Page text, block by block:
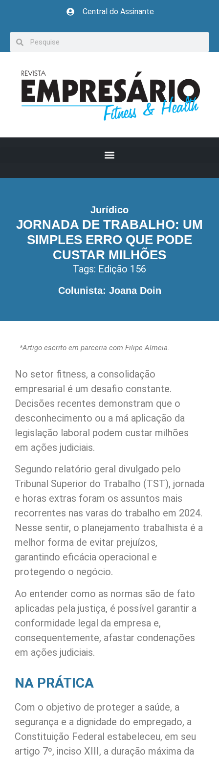
Central do Assinante
Jurídico
JORNADA DE TRABALHO: UM
SIMPLES ERRO QUE PODE
CUSTAR MILHÕES
Tags: Edição 156
Colunista: Joana Doin
*Artigo escrito em parceria com Filipe Almeia.
No setor fitness, a consolidação
empresarial é um desafio constante.
Decisões recentes demonstram que o
desconhecimento ou a má aplicação da
legislação laboral podem custar milhões
em ações judiciais.
Segundo relatório geral divulgado pelo
Tribunal Superior do Trabalho (TST), jornada
e horas extras foram os assuntos mais
recorrentes nas varas do trabalho em 2024.
Nesse sentir, o planejamento trabalhista é a
melhor forma de evitar prejuízos,
garantindo eficácia operacional e
protegendo o negócio.
Ao entender como as normas são de fato
aplicadas pela justiça, é possível garantir a
conformidade legal da empresa e,
consequentemente, afastar condenações
em ações judiciais.
NA PRÁTICA
Com o objetivo de proteger a saúde, a
segurança e a dignidade do empregado, a
Constituição Federal estabeleceu, em seu
artigo 7º, inciso XIII, a duração máxima da